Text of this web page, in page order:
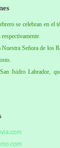
se celebran en el
Señora de los
Isidro Labrador,